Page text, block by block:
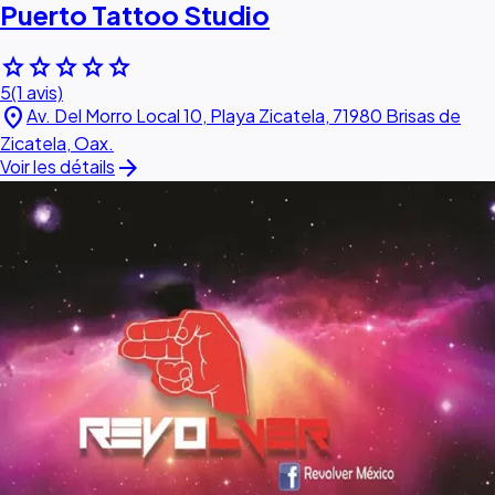
Puerto Tattoo Studio
starstarstarstarstar
5(1 avis)
location_onAv. Del Morro Local 10, Playa Zicatela, 71980 Brisas de
Zicatela, Oax.
Voir les détails arrow_forward